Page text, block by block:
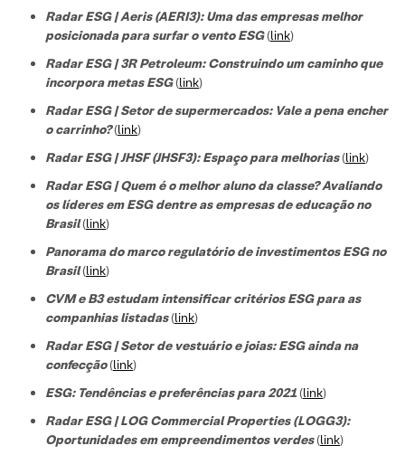
Radar ESG | Aeris (AERI3): Uma das empresas melhor
posicionada para surfar o vento ESG(link)
Radar ESG | 3R Petroleum: Construindo um caminho que
incorpora metas ESG(link)
Radar ESG | Setor de supermercados: Vale a pena encher
o carrinho?(link)
Radar ESG | JHSF (JHSF3): Espaço para melhorias(link)
Radar ESG | Quem é o melhor aluno da classe? Avaliando
os líderes em ESG dentre as empresas de educação no
Brasil(link)
Panorama do marco regulatório de investimentos ESG no
Brasil(link)
CVM e B3 estudam intensificar critérios ESG para as
companhias listadas(link)
Radar ESG | Setor de vestuário e joias: ESG ainda na
confecção(link)
ESG: Tendências e preferências para 2021(link)
Radar ESG | LOG Commercial Properties (LOGG3):
Oportunidades em empreendimentos verdes(link)